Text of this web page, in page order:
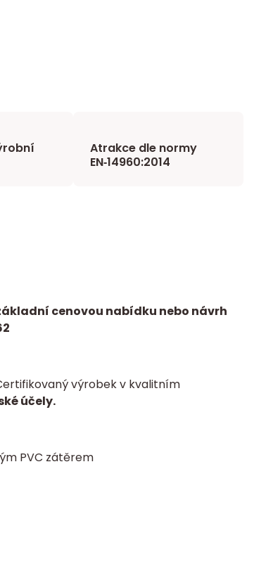
Atrakce dle normy
EN‑14960:2014
cenovou nabídku nebo návrh
výrobek v kvalitním
účely.
PVC zátěrem